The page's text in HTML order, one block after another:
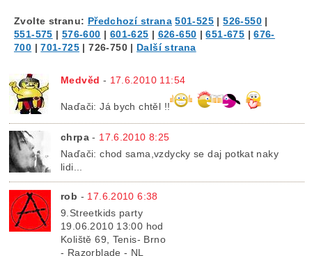
Zvolte stranu: Předchozí strana 501-525 |526-550|
551-575 | 576-600 | 601-625 | 626-650 |651-675 |676-
700 |701-725 |726-750| Další strana
Medvěd - 17.6.2010 11:54
Naďači: Já bych chtěl !!
chrpa - 17.6.2010 8:25
Naďači: chod sama,vzdycky se daj potkat naky
lidi...
rob - 17.6.2010 6:38
9.Streetkids party
19.06.2010 13:00 hod
Koliště 69, Tenis- Brno
- Razorblade - NL